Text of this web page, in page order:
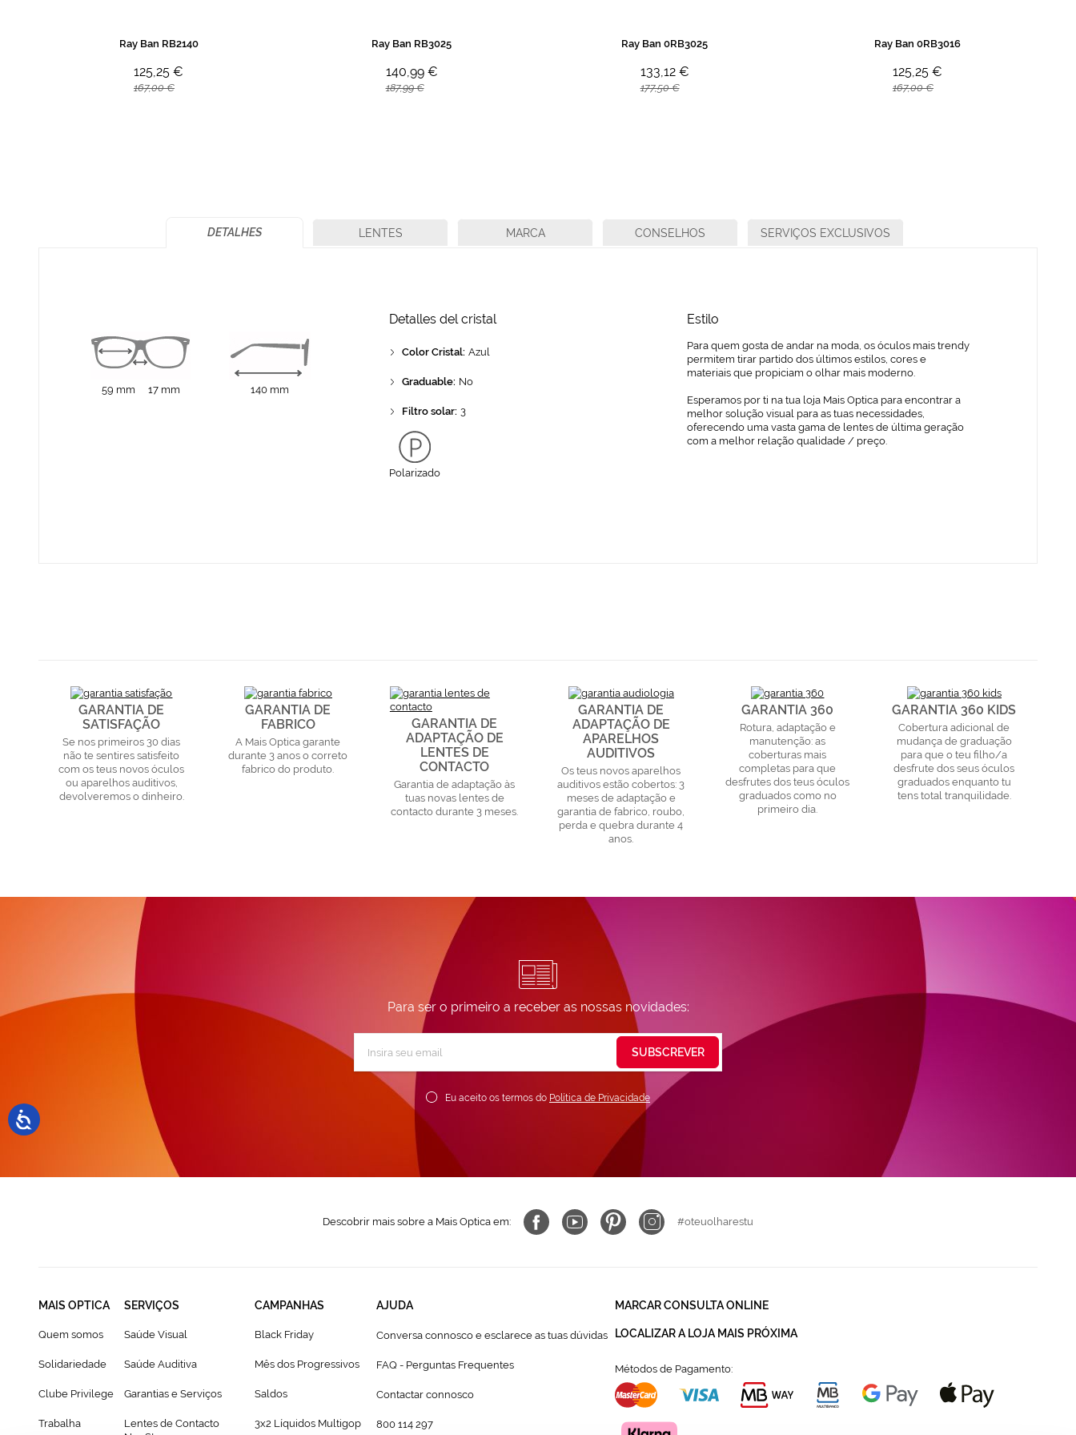
Ray Ban RB2140
125,25 €
167,00 €
Ray Ban RB3025
140,99 €
187,99 €
Ray Ban 0RB3025
133,12 €
177,50 €
Ray Ban 0RB3016
125,25 €
167,00 €
DETALHES
59 mm 17 mm 140 mm
Detalles del cristal
Color Cristal: Azul
Graduable: No
Filtro solar: 3
Polarizado
Estilo
Para quem gosta de andar na moda, os óculos mais trendy
permitem tirar partido dos últimos estilos, cores e
materiais que propiciam o olhar mais moderno.
Esperamos por ti na tua loja Mais Optica para encontrar a
melhor solução visual para as tuas necessidades,
oferecendo uma vasta gama de lentes de última geração
com a melhor relação qualidade / preço.
LENTES MARCA CONSELHOS SERVIÇOS EXCLUSIVOS
GARANTIA DE
SATISFAÇÃO
Se nos primeiros 30 dias
não te sentires satisfeito
com os teus novos óculos
ou aparelhos auditivos,
devolveremos o dinheiro.
GARANTIA DE
FABRICO
A Mais Optica garante
durante 3 anos o correto
fabrico do produto.
GARANTIA DE
ADAPTAÇÃO DE
LENTES DE
CONTACTO
Garantia de adaptação às
tuas novas lentes de
contacto durante 3 meses.
GARANTIA DE
ADAPTAÇÃO DE
APARELHOS
AUDITIVOS
Os teus novos aparelhos
auditivos estão cobertos: 3
meses de adaptação e
garantia de fabrico, roubo,
perda e quebra durante 4
anos.
GARANTIA 360
Rotura, adaptação e
manutenção: as
coberturas mais
completas para que
desfrutes dos teus óculos
graduados como no
primeiro dia.
GARANTIA 360 KIDS
Cobertura adicional de
mudança de graduação
para que o teu filho/a
desfrute dos seus óculos
graduados enquanto tu
tens total tranquilidade.
Para ser o primeiro a receber as nossas novidades:
Newsletter:
Eu aceito os termos do Política de Privacidade
SUBSCREVER
Descobrir mais sobre a Mais Optica em: #oteuolharestu
MAIS OPTICA
Quem somos
Solidariedade
Clube Privilege
Trabalha
SERVIÇOS
Saúde Visual
Saúde Auditiva
Garantias e Serviços
Lentes de Contacto
CAMPANHAS
Black Friday
Mês dos Progressivos
Saldos
3x2 Líquidos Multigop
AJUDA
Conversa connosco e esclarece as tuas dúvidas
FAQ - Perguntas Frequentes
Contactar connosco
800 114 297
MARCAR CONSULTA ONLINE
LOCALIZAR A LOJA MAIS PRÓXIMA
Métodos de Pagamento: